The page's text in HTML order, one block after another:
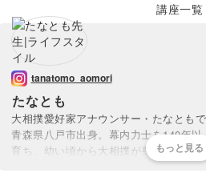
たなとも
tanatomo_aomori
大相撲愛好家アナウンサー・たなともで
青森県八戸市出身。幕内力士を140年
育ち、幼い頃から大相撲が身近にありま